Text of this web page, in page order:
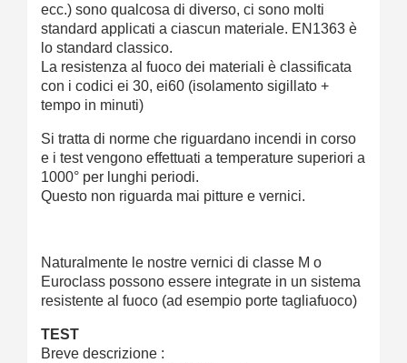
ecc.) sono qualcosa di diverso, ci sono molti
standard applicati a ciascun materiale. EN1363 è
lo standard classico.
La resistenza al fuoco dei materiali è classificata
con i codici ei 30, ei60 (isolamento sigillato +
tempo in minuti)
Si tratta di norme che riguardano incendi in corso
e i test vengono effettuati a temperature superiori a
1000° per lunghi periodi.
Questo non riguarda mai pitture e vernici.
Naturalmente le nostre vernici di classe M o
Euroclass possono essere integrate in un sistema
resistente al fuoco (ad esempio porte tagliafuoco)
TEST
Breve descrizione :